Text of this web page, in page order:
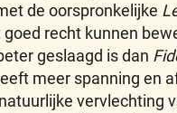
de oorspronkelijke
goed recht kunnen
geslaagd is dan
meer spanning en
vervlechting